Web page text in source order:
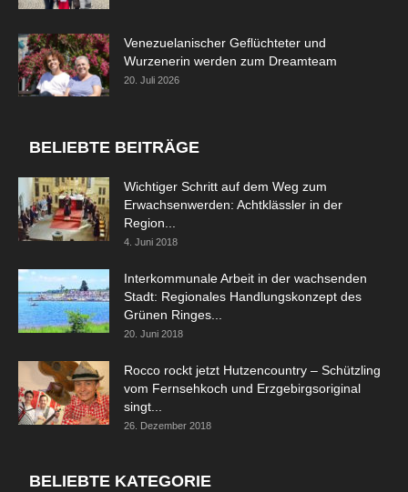
Venezuelanischer Geflüchteter und
Wurzenerin werden zum Dreamteam
20. Juli 2026
BELIEBTE BEITRÄGE
Wichtiger Schritt auf dem Weg zum
Erwachsenwerden: Achtklässler in der
Region...
4. Juni 2018
Interkommunale Arbeit in der wachsenden
Stadt: Regionales Handlungskonzept des
Grünen Ringes...
20. Juni 2018
Rocco rockt jetzt Hutzencountry – Schützling
vom Fernsehkoch und Erzgebirgsoriginal
singt...
26. Dezember 2018
BELIEBTE KATEGORIE